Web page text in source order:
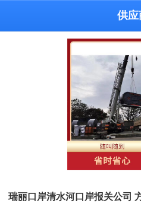
供应
瑞丽口岸清水河口岸报关公司